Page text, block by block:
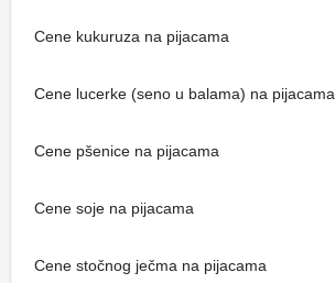
Cene kukuruza na pijacama
Cene lucerke (seno u balama) na pijacama
Cene pšenice na pijacama
Cene soje na pijacama
Cene stočnog ječma na pijacama